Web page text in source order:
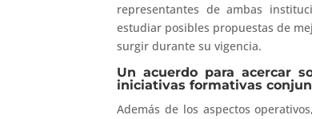
representantes de ambas
estudiar posibles propuestas de
surgir durante su vigencia.
Un acuerdo para acercar
iniciativas formativas
Además de los aspectos